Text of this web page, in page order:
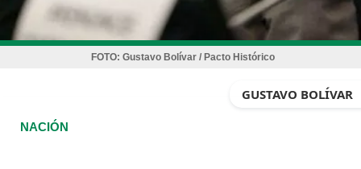
FOTO: Gustavo Bolívar / Pacto Histórico
GUSTAVO BOLÍVAR
NACIÓN